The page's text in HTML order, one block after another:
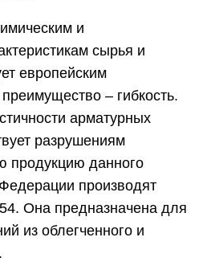
и
сырья и
европейским
– гибкость.
арматурных
разрушениям
продукцию данного
производят
Она предназначена для
из облегченного и